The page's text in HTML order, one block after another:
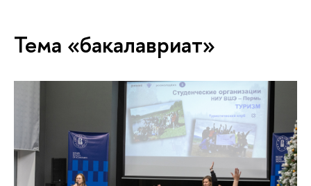
Тема «бакалавриат»